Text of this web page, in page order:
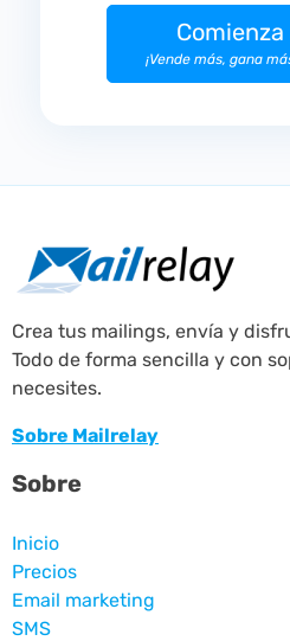
¡Vende más, gana
Crea tus mailings, envía y
Todo de forma sencilla y con
necesites.
Sobre Mailrelay
Sobre
Inicio
Precios
Email marketing
SMS